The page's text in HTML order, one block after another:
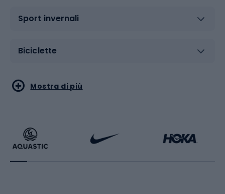
Sport invernali
Biciclette
Sport acquatici
Bikepacking
Sport di arti marziali
Sport con le racchette
Mostra di più